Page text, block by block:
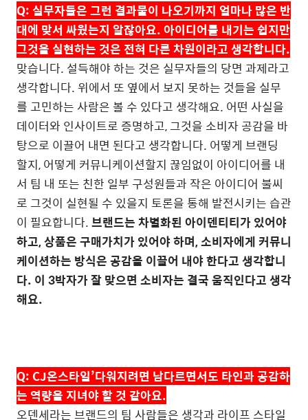
Q:실무자들은 그런 결과물이 나오기까지 얼마나 많은 반
대에 맞서 싸웠는지 알잖아요.아이디어를 내기는 쉽지만
그것을 실현하는 것은 전혀 다른 차원이라고 생각합니다.
맞습니다. 설득해야 하는 것은 실무자들의 당면 과제라고
생각합니다. 위에서 또 옆에서 보지 못하는 것들을 실무
를 고민하는 사람은 볼 수 있다고 생각해요. 어떤 사실을
데이터와 인사이트로 증명하고,그것을 소비자 공감을 바
탕으로 이끌어 내면 된다고 생각합니다. 어떻게 브랜딩
할지, 어떻게 커뮤니케이션할지 끊임없이 아이디어를 내
서 팀 내 또는 친한 일부 구성원들과 작은 아이디어 불씨
로 그것이 실현될 수 있을지 토론을 통해 발전시키는 습관
이 필요합니다.브랜드는 차별화된 아이덴티티가 있어야
하고,상품은 구매가치가 있어야 하며,소비자에게 커뮤니
케이션하는 방식은 공감을 이끌어 내야 한다고 생각합니
다. 이 3박자가 잘 맞으면 소비자는 결국 움직인다고 생각
해요.
Q: CJ온스타일’다워지려면 남다르면서도 타인과 공감하
는 역량을 지녀야 할 것 같아요.
오덴세라는 브랜드의 팀 사람들은 생각과 라이프 스타일